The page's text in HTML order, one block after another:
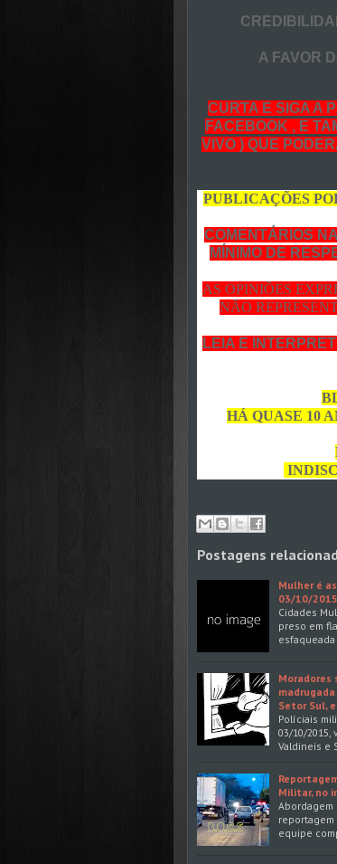
A FAVOR DO
CURTA E SIGA A
FACEBOOK , E
VIVO ) QUE
PUBLICAÇÕES
COMENTÁRIOS
MÍNIMO DE
AS OPINIÕES
NÃO
LEIA E
HÁ QUASE 10
Postagens
Mulher é
03/10/
Cidades
preso em
Moradores
Setor Sul,
Políciais
03/10/
Valdineis e
Militar, no
Abordagem
reportagem
equipe